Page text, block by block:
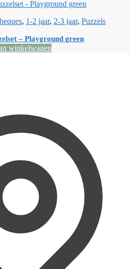
, 1-2 jaar, 2-3 jaar, Puzzels
– Playground green
winkelwagen